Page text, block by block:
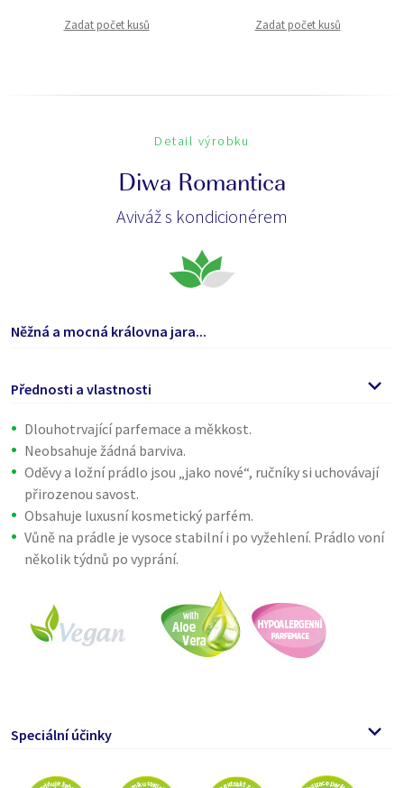
Zadat počet kusů Zadat počet kusů
Detail výrobku
Diwa Romantica
Aviváž s kondicionérem
Něžná a mocná královna jara...
Přednosti a vlastnosti
Dlouhotrvající parfemace a měkkost.
Neobsahuje žádná barviva.
Oděvy a ložní prádlo jsou „jako nové“, ručníky si uchovávají
přirozenou savost.
Obsahuje luxusní kosmetický parfém.
Vůně na prádle je vysoce stabilní i po vyžehlení. Prádlo voní
několik týdnů po vyprání.
Speciální účinky